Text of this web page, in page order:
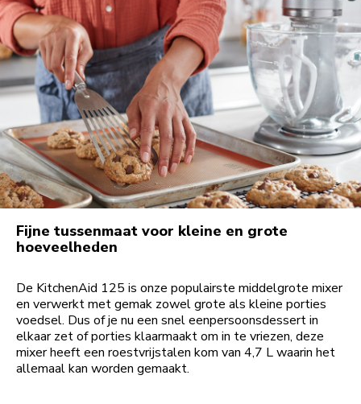
Fijne tussenmaat voor kleine en grote
hoeveelheden
De KitchenAid 125 is onze populairste middelgrote mixer
en verwerkt met gemak zowel grote als kleine porties
voedsel. Dus of je nu een snel eenpersoonsdessert in
elkaar zet of porties klaarmaakt om in te vriezen, deze
mixer heeft een roestvrijstalen kom van 4,7 L waarin het
allemaal kan worden gemaakt.